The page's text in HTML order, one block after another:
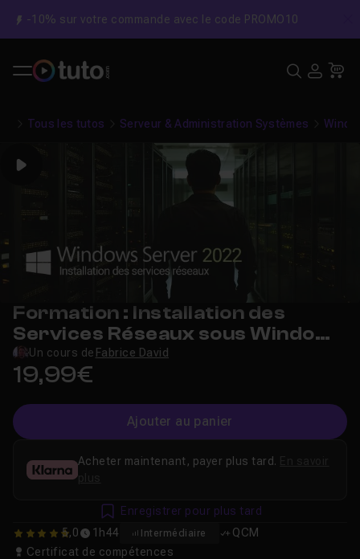
-10% sur votre commande avec le code PROMO10
Tous les tutos Serveur & Administration Systèmes
Play
Formation : Installation des
Services Réseaux sous Windows
2022 Server
Un cours de Fabrice David
19,99€
Ajouter au panier
5 5,0 1h44 Intermédiaire
QCM
Certificat de compétences
Acheter maintenant, payer plus tard.
plus
Enregistrer pour plus tard